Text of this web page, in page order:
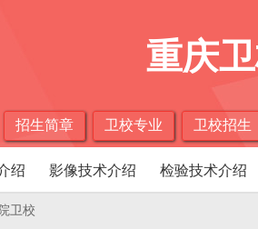
重庆
招生简章 卫校专业 卫校招生
绍 影像技术介绍 检验技术介绍
卫校